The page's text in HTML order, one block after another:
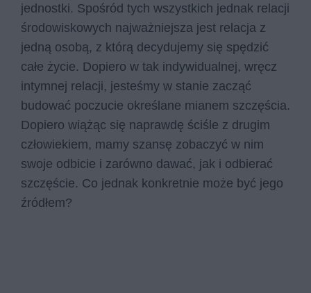
jednostki. Spośród tych wszystkich jednak relacji
środowiskowych najważniejsza jest relacja z
jedną osobą, z którą decydujemy się spędzić
całe życie. Dopiero w tak indywidualnej, wręcz
intymnej relacji, jesteśmy w stanie zacząć
budować poczucie określane mianem szczęścia.
Dopiero wiążąc się naprawdę ściśle z drugim
człowiekiem, mamy szansę zobaczyć w nim
swoje odbicie i zarówno dawać, jak i odbierać
szczęście. Co jednak konkretnie może być jego
źródłem?